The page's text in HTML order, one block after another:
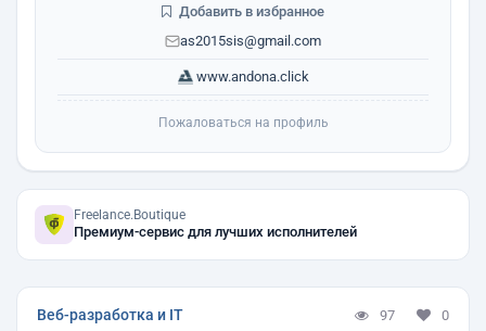
as2015sis@gmail.com
www.andona.click
Добавить в избранное
Пожаловаться на профиль
Freelance.Boutique
Премиум-сервис для лучших исполнителей
Веб-разработка и IT 97 0